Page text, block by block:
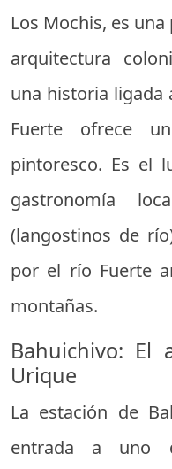
Los Mochis, es
arquitectura
una historia ligada
Fuerte ofrece
pintoresco. Es el
gastronomía
(langostinos de
por el río Fuerte
montañas.
Bahuichivo: El
Urique
La estación de
entrada a uno